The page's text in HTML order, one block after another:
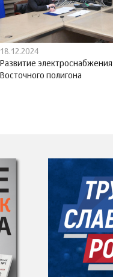
18.12.2024
Развитие электроснабжения
Восточного полигона